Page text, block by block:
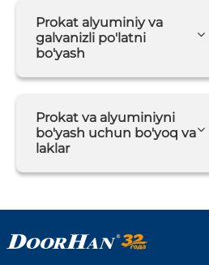
Prokat alyuminiy va
galvanizli po'latni
bo'yash
Prokat va alyuminiyni
bo'yash uchun bo'yoq va
laklar